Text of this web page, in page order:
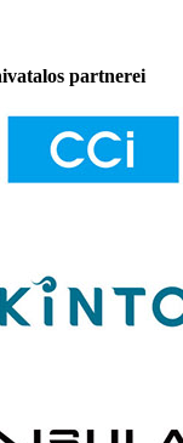
partnerei